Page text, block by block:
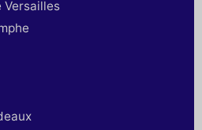
Versailles